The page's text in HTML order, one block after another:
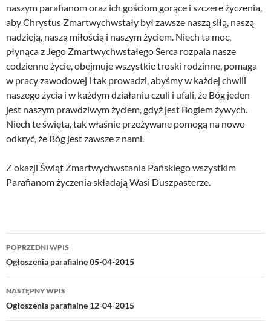
naszym parafianom oraz ich gościom gorące i szczere życzenia,
aby Chrystus Zmartwychwstały był zawsze naszą siłą, naszą
nadzieją, naszą miłością i naszym życiem. Niech ta moc,
płynąca z Jego Zmartwychwstałego Serca rozpala nasze
codzienne życie, obejmuje wszystkie troski rodzinne, pomaga
w pracy zawodowej i tak prowadzi, abyśmy w każdej chwili
naszego życia i w każdym działaniu czuli i ufali, że Bóg jeden
jest naszym prawdziwym życiem, gdyż jest Bogiem żywych.
Niech te święta, tak właśnie przeżywane pomogą na nowo
odkryć, że Bóg jest zawsze z nami.
Z okazji Świąt Zmartwychwstania Pańskiego wszystkim
Parafianom życzenia składają Wasi Duszpasterze.
Nawigacja
wpisu
POPRZEDNI WPIS
Ogłoszenia parafialne 05-04-2015
NASTĘPNY WPIS
Ogłoszenia parafialne 12-04-2015